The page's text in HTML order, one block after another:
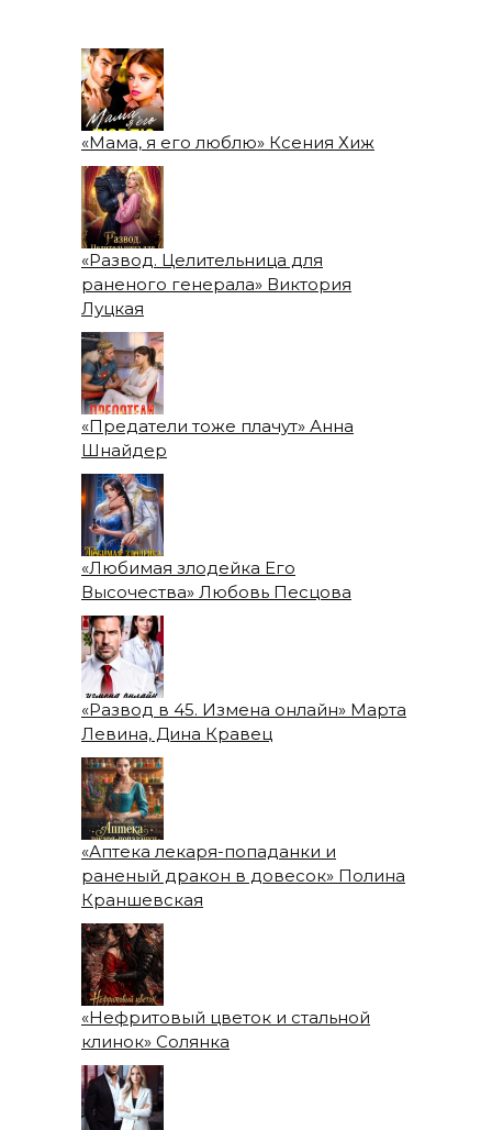
«Мама, я его люблю» Ксения Хиж
«Развод. Целительница для
раненого генерала» Виктория
Луцкая
«Предатели тоже плачут» Анна
Шнайдер
«Любимая злодейка Его
Высочества» Любовь Песцова
«Развод в 45. Измена онлайн» Марта
Левина, Дина Кравец
«Аптека лекаря-попаданки и
раненый дракон в довесок» Полина
Краншевская
«Нефритовый цветок и стальной
клинок» Солянка